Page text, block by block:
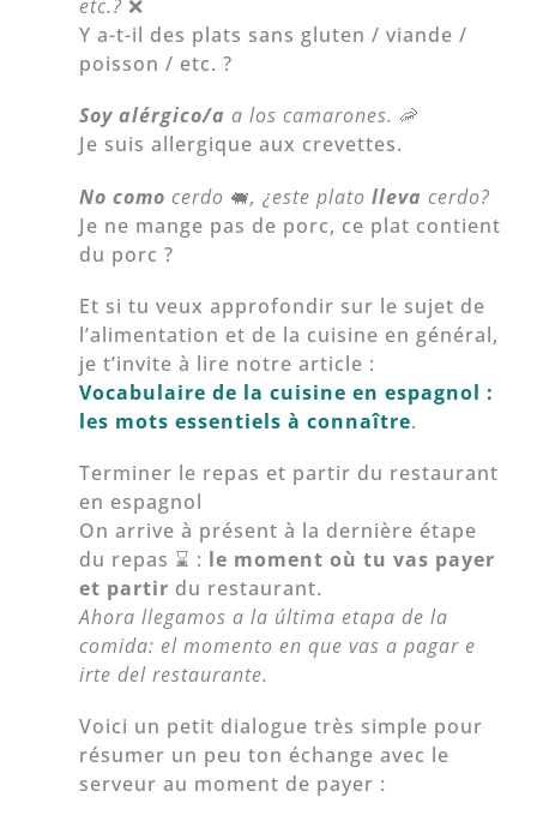
etc.? ❌
Y a-t-il des plats sans gluten / viande /
poisson / etc. ?
Soy alérgico/a a los camarones. 🦐
Je suis allergique aux crevettes.
No como cerdo 🐖, ¿este platolleva cerdo?
Je ne mange pas de porc, ce plat contient
du porc ?
Et si tu veux approfondir sur le sujet de
l’alimentation et de la cuisine en général,
je t’invite à lire notre article :
Vocabulaire de la cuisine en espagnol :
les mots essentiels à connaître.
Terminer le repas et partir du restaurant
en espagnol
On arrive à présent à la dernière étape
du repas ⌛ : le moment où tu vas payer
et partir du restaurant.
Ahora llegamos a la última etapa de la
comida: el momento en que vas a pagar e
irte del restaurante.
Voici un petit dialogue très simple pour
résumer un peu ton échange avec le
serveur au moment de payer :